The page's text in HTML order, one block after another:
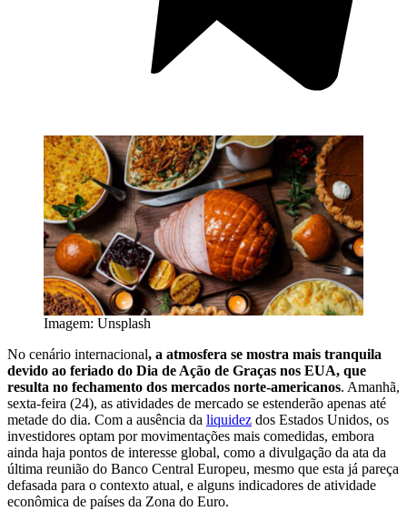
Imagem: Unsplash
No cenário internacional, a atmosfera se mostra mais tranquila
devido ao feriado do Dia de Ação de Graças nos EUA, que
resulta no fechamento dos mercados norte-americanos. Amanhã,
sexta-feira (24), as atividades de mercado se estenderão apenas até
metade do dia. Com a ausência da liquidez dos Estados Unidos, os
investidores optam por movimentações mais comedidas, embora
ainda haja pontos de interesse global, como a divulgação da ata da
última reunião do Banco Central Europeu, mesmo que esta já pareça
defasada para o contexto atual, e alguns indicadores de atividade
econômica de países da Zona do Euro.